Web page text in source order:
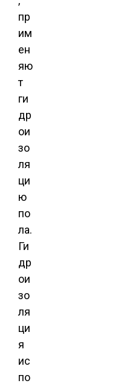
пр
им
ен
яю
т
ги
др
ои
зо
ля
ци
ю
по
ла.
Ги
др
ои
зо
ля
ци
я
ис
по